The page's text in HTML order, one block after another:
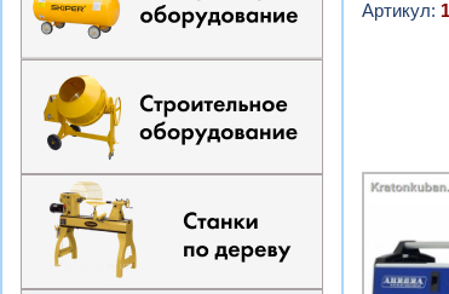
Артикул: